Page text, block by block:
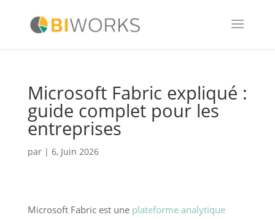
Microsoft Fabric expliqué :
guide complet pour les
entreprises
par | 6, Juin 2026
Microsoft Fabric est une plateforme analytique